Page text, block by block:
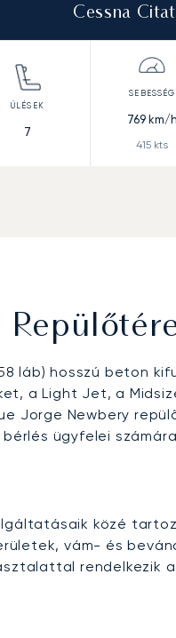
Cessna
7
769km/h
415 kts
láb) hosszú beton
a Light Jet, a
Jorge Newbery
ügyfelei
közé
vám- és
rendelkezik